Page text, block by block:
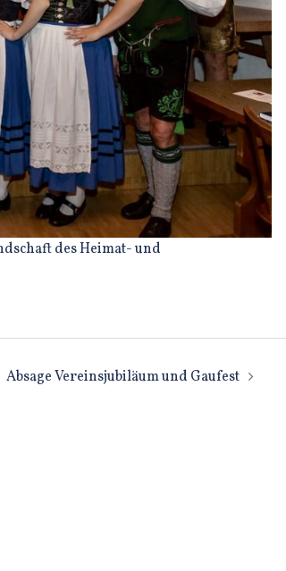
des Heimat- und
Absage Vereinsjubiläum und Gaufest